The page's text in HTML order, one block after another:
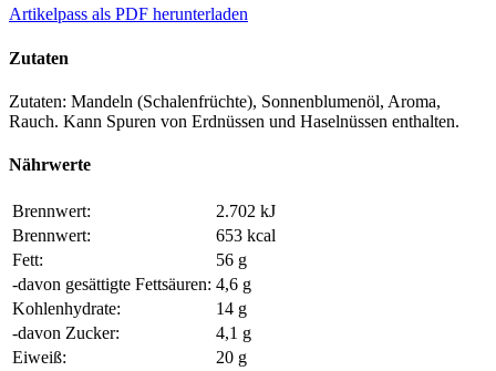
Artikelpass als PDF herunterladen
Zutaten
Zutaten: Mandeln (Schalenfrüchte), Sonnenblumenöl, Aroma,
Rauch. Kann Spuren von Erdnüssen und Haselnüssen enthalten.
Nährwerte
Brennwert:
2.702 kJ
Brennwert:
653 kcal
Fett:
56 g
-davon gesättigte Fettsäuren: 4,6 g
Kohlenhydrate:
14 g
-davon Zucker:
4,1 g
Eiweiß:
20 g